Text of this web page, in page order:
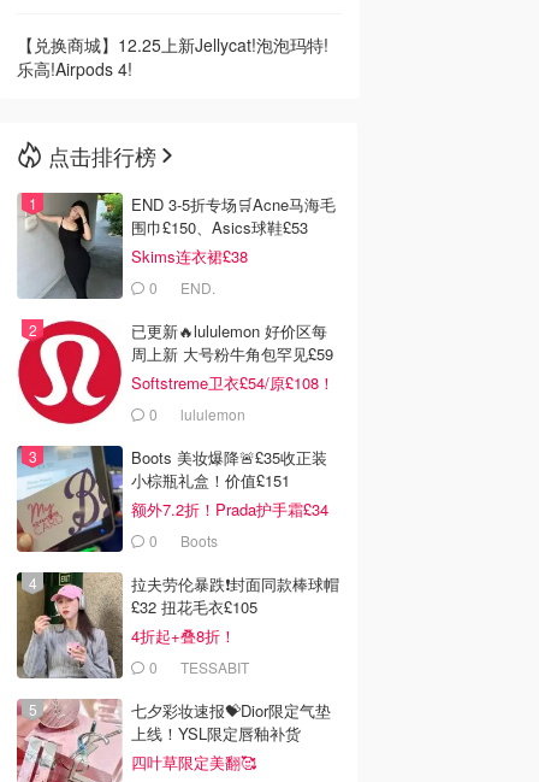
【兑换商城】12.25上新Jellycat!泡泡玛特!
乐高!Airpods 4!
点击排行榜
END 3-5折专场🛒Acne马海毛
围巾£150、Asics球鞋£53
Skims连衣裙£38
0 END.
已更新🔥lululemon 好价区每
周上新 大号粉牛角包罕见£59
Softstreme卫衣£54/原£108！
0 lululemon
Boots 美妆爆降🚨£35收正装
小棕瓶礼盒！价值£151
额外7.2折！Prada护手霜£34
0 Boots
拉夫劳伦暴跌❗️封面同款棒球帽
£32 扭花毛衣£105
4折起+叠8折！
0 TESSABIT
七夕彩妆速报💝Dior限定气垫
上线！YSL限定唇釉补货
四叶草限定美翻🥰